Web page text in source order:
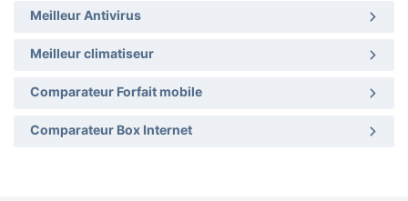
Meilleur Antivirus
Meilleur climatiseur
Comparateur Forfait mobile
Comparateur Box Internet